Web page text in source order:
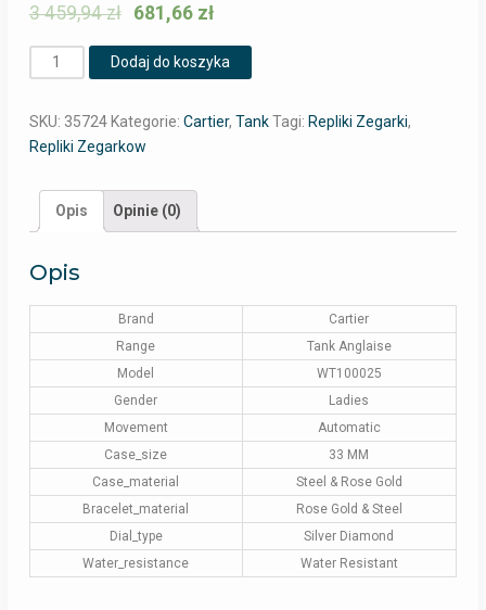
3 459,94zł 681,66 zł
Ilość Dodaj do koszyka
SKU: 35724 Kategorie: Cartier, Tank Tagi: Repliki Zegarki,
Repliki Zegarkow
Opis Opinie (0)
Opis
Brand
Cartier
Range
Tank Anglaise
Model
WT100025
Gender
Ladies
Movement
Automatic
Case_size
33 MM
Case_material
Steel & Rose Gold
Bracelet_material
Rose Gold & Steel
Dial_type
Silver Diamond
Water_resistance
Water Resistant